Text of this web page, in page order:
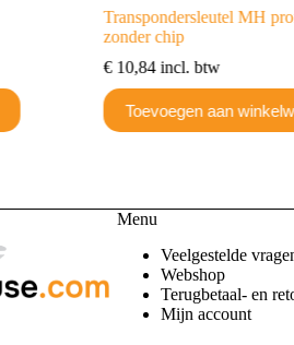
Transpondersleutel MH
zonder chip
€10,84incl. btw
Toevoegen aan
Menu
Veelgestelde
Webshop
Terugbetaal- en
Mijn account